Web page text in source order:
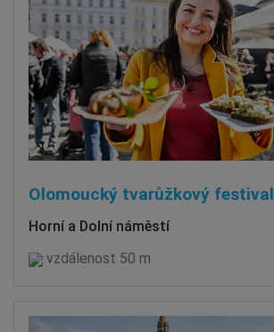
Olomoucký tvarůžkový festival
Horní a Dolní náměstí
vzdálenost 50 m